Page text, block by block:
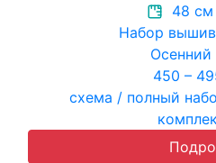
48
Набор
Осенний
450 –
схема / полный